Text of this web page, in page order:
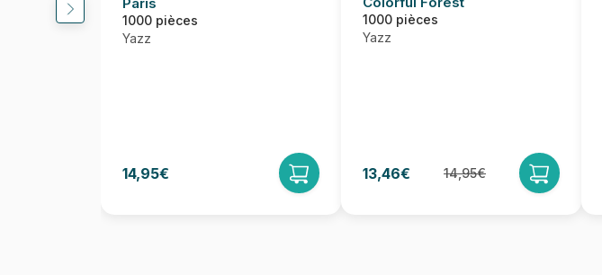
1000 pièces
Yazz
14,95€
1000 pièces
Yazz
13,46€ 14,95€